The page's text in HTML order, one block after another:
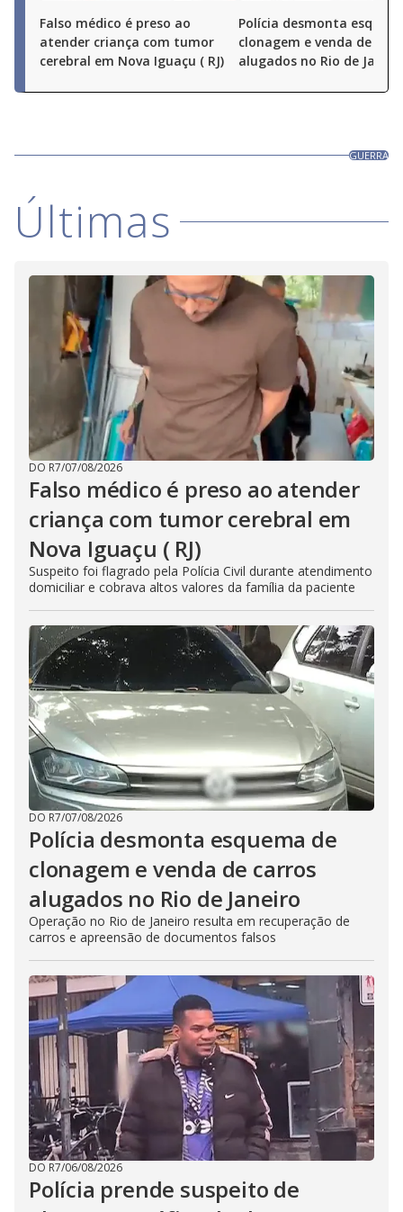
Falso médico é preso ao
atender criança com tumor
cerebral em Nova Iguaçu ( RJ)
Polícia desmonta
clonagem e venda de
alugados no Rio de
GUERRA
Últimas
DO R7/07/08/2026
Falso médico é preso ao atender
criança com tumor cerebral em
Nova Iguaçu ( RJ)
Suspeito foi flagrado pela Polícia Civil durante atendimento
domiciliar e cobrava altos valores da família da paciente
DO R7/07/08/2026
Polícia desmonta esquema de
clonagem e venda de carros
alugados no Rio de Janeiro
Operação no Rio de Janeiro resulta em recuperação de
carros e apreensão de documentos falsos
DO R7/06/08/2026
Polícia prende suspeito de